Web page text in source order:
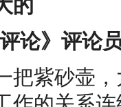
的
》评论
紫砂壶，